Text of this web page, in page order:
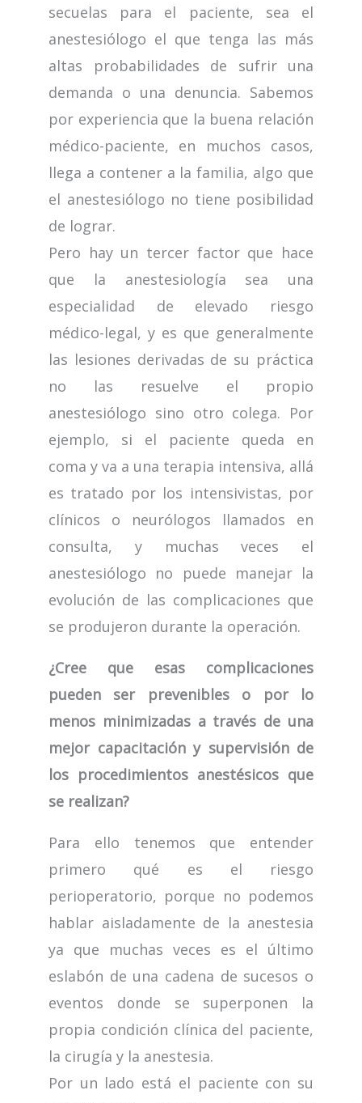
secuelas para el paciente, sea el
anestesiólogo el que tenga las más
altas probabilidades de sufrir una
demanda o una denuncia. Sabemos
por experiencia que la buena relación
médico-paciente, en muchos casos,
llega a contener a la familia, algo que
el anestesiólogo no tiene posibilidad
de lograr.
Pero hay un tercer factor que hace
que la anestesiología sea una
especialidad de elevado riesgo
médico-legal, y es que generalmente
las lesiones derivadas de su práctica
no las resuelve el propio
anestesiólogo sino otro colega. Por
ejemplo, si el paciente queda en
coma y va a una terapia intensiva, allá
es tratado por los intensivistas, por
clínicos o neurólogos llamados en
consulta, y muchas veces el
anestesiólogo no puede manejar la
evolución de las complicaciones que
se produjeron durante la operación.
¿Cree que esas complicaciones
pueden ser prevenibles o por lo
menos minimizadas a través de una
mejor capacitación y supervisión de
los procedimientos anestésicos que
se realizan?
Para ello tenemos que entender
primero qué es el riesgo
perioperatorio, porque no podemos
hablar aisladamente de la anestesia
ya que muchas veces es el último
eslabón de una cadena de sucesos o
eventos donde se superponen la
propia condición clínica del paciente,
la cirugía y la anestesia.
Por un lado está el paciente con su